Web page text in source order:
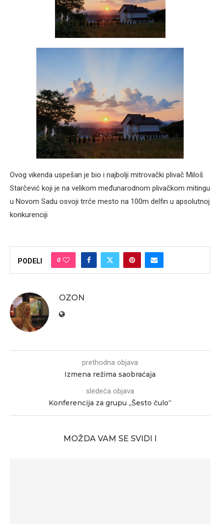
Ovog vikenda uspešan je bio i najbolji mitrovački plivač Miloš
Starčević koji je na velikom međunarodnom plivačkom mitingu
u Novom Sadu osvoji trrće mesto na 100m delfin u apsolutnoj
konkurenciji
PODELI 0
OZON
prethodna objava
Izmena režima saobraćaja
sledeća objava
Konferencija za grupu „Šesto čulo“
MOŽDA VAM SE SVIDI I